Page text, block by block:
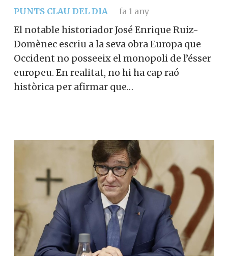
PUNTS CLAU DEL DIA fa 1 any
El notable historiador José Enrique Ruiz-
Domènec escriu a la seva obra Europa que
Occident no posseeix el monopoli de l’ésser
europeu. En realitat, no hi ha cap raó
històrica per afirmar que…